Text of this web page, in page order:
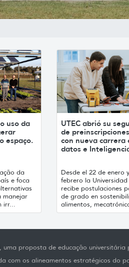
uso da
espaço.
da
e foca
manejar
irr...
UTEC abrió su
de
con nueva carrera
datos e
Desde el 22 de enero
febrero la Universidad
recibe postulaciones
de grado en
alimentos,
uma proposta de educação
com os alineamentos estratégicos do